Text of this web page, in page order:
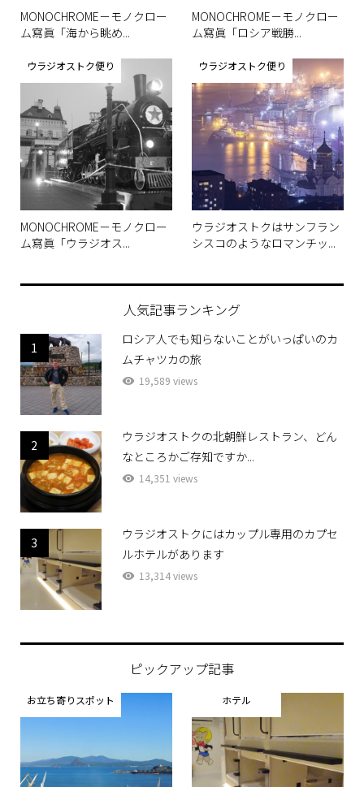
MONOCHROME－モノクロー
ム寫眞「海から眺め...
MONOCHROME－モノクロー
ム寫眞「ロシア戦勝...
ウラジオストク便り
MONOCHROME－モノクロー
ム寫眞「ウラジオス...
ウラジオストク便り
ウラジオストクはサンフラン
シスコのようなロマンチッ...
人気記事ランキング
1
ロシア人でも知らないことがいっぱいのカ
ムチャツカの旅
2
ウラジオストクの北朝鮮レストラン、どん
なところかご存知ですか...
3
ウラジオストクにはカップル専用のカプセ
ルホテルがあります
ピックアップ記事